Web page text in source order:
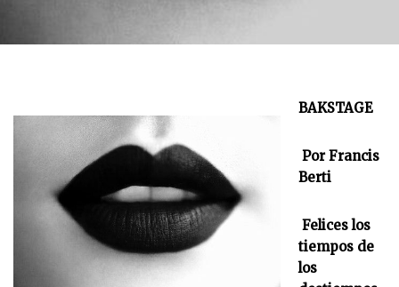
BAKSTAGE
Por Francis
Berti
Felices los
tiempos de
los